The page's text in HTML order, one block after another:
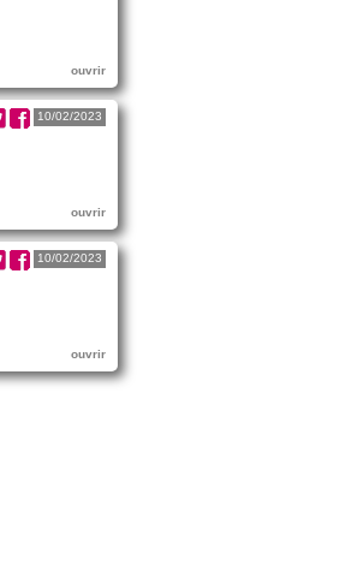
ouvrir
10/02/2023
ouvrir
10/02/2023
ouvrir